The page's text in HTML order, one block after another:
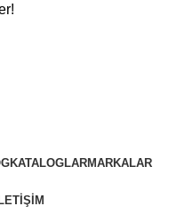
KATALOGLARMARKALAR